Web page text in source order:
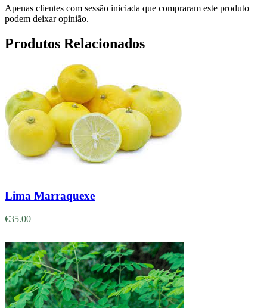
Apenas clientes com sessão iniciada que compraram este produto
podem deixar opinião.
Produtos Relacionados
Lima Marraquexe
€35.00